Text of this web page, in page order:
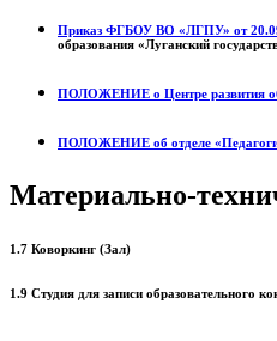
Приказ ФГБОУ ВО «ЛГПУ» от
образования «Луганский
ПОЛОЖЕНИЕ о Центре развития
ПОЛОЖЕНИЕ об отделе
Материально-
1.7 Коворкинг (Зал)
1.9 Студия для записи образовательного